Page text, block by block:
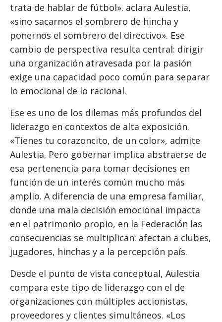
trata de hablar de fútbol». aclara Aulestia,
«sino sacarnos el sombrero de hincha y
ponernos el sombrero del directivo». Ese
cambio de perspectiva resulta central: dirigir
una organización atravesada por la pasión
exige una capacidad poco común para separar
lo emocional de lo racional.
Ese es uno de los dilemas más profundos del
liderazgo en contextos de alta exposición.
«Tienes tu corazoncito, de un color», admite
Aulestia. Pero gobernar implica abstraerse de
esa pertenencia para tomar decisiones en
función de un interés común mucho más
amplio. A diferencia de una empresa familiar,
donde una mala decisión emocional impacta
en el patrimonio propio, en la Federación las
consecuencias se multiplican: afectan a clubes,
jugadores, hinchas y a la percepción país.
Desde el punto de vista conceptual, Aulestia
compara este tipo de liderazgo con el de
organizaciones con múltiples accionistas,
proveedores y clientes simultáneos. «Los